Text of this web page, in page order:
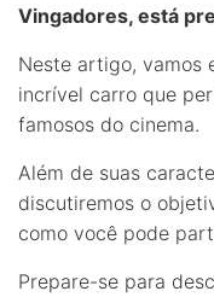
Vingadores, está
Neste artigo, vamos
incrível carro que
famosos do cinema.
Além de suas
discutiremos o
como você pode
Prepare-se para